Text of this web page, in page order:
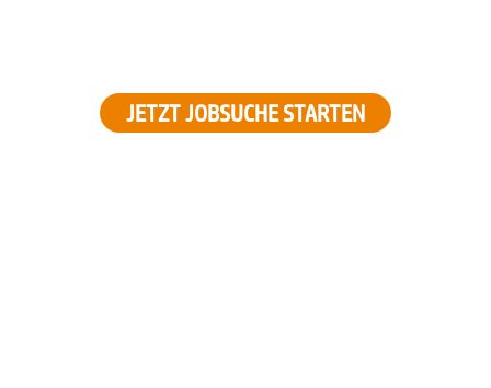
JETZT JOBSUCHE STARTEN